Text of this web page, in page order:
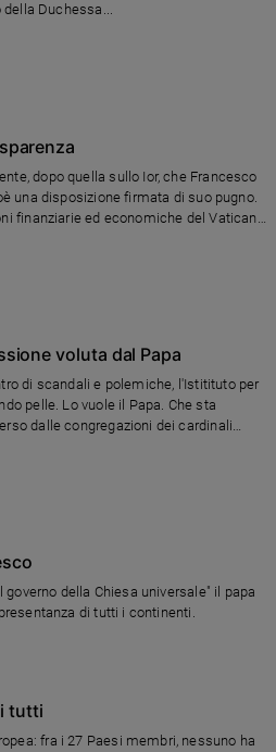
Duchessa...
dopo quella sullo Ior, che Francesco
una disposizione firmata di suo pugno.
finanziarie ed economiche del Vaticano
il Pontefice
voluta dal Papa
di scandali e polemiche, l'Istitituto per
pelle. Lo vuole il Papa. Che sta
dalle congregazioni dei cardinali
il direttore generale Paolo Cipriani e il
della Chiesa universale" il papa
di tutti i continenti.
tutti
fra i 27 Paesi membri, nessuno ha